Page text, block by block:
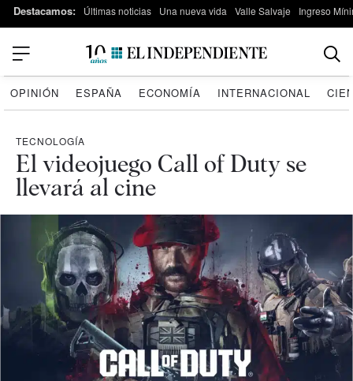
Destacamos: Últimas noticias Una nueva vida Valle Salvaje Ingreso
OPINIÓN ESPAÑA ECONOMÍA INTERNACIONAL
TECNOLOGÍA
El videojuego Call of Duty se
llevará al cine